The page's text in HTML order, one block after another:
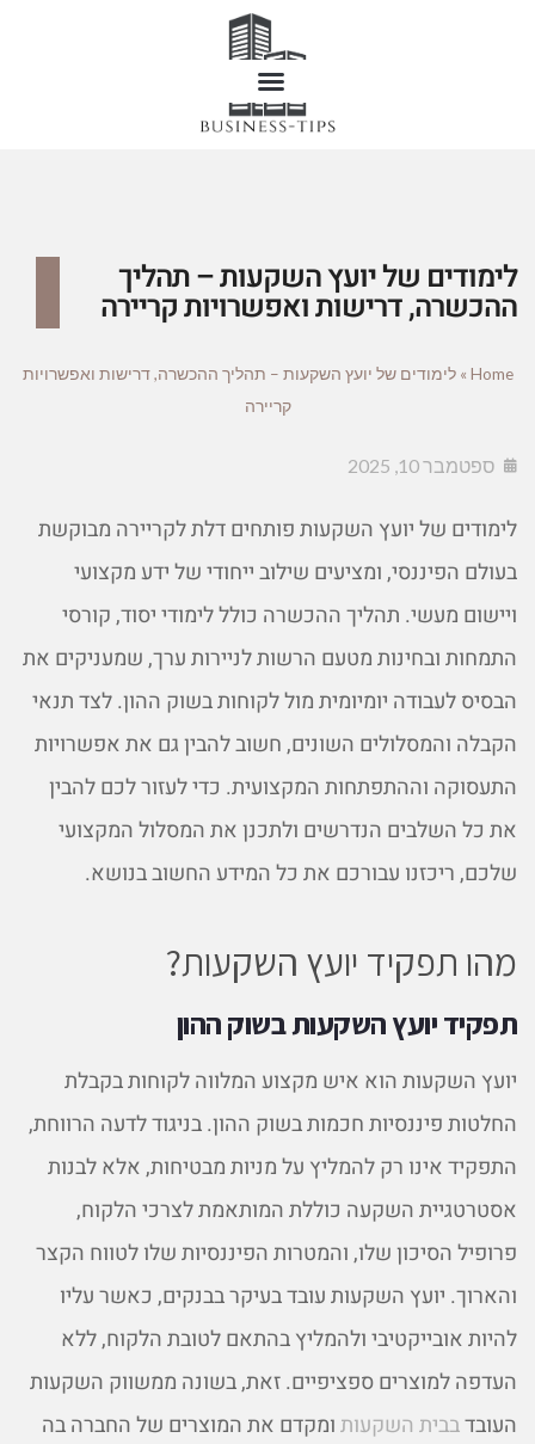
לימודים של יועץ השקעות – תהליך
ההכשרה, דרישות ואפשרויות קריירה
Home
»לימודים של יועץ השקעות – תהליך ההכשרה, דרישות ואפשרויות
קריירה
ספטמבר 10, 2025
לימודים של יועץ השקעות פותחים דלת לקריירה מבוקשת
בעולם הפיננסי, ומציעים שילוב ייחודי של ידע מקצועי
ויישום מעשי. תהליך ההכשרה כולל לימודי יסוד, קורסי
התמחות ובחינות מטעם הרשות לניירות ערך, שמעניקים את
הבסיס לעבודה יומיומית מול לקוחות בשוק ההון. לצד תנאי
הקבלה והמסלולים השונים, חשוב להבין גם את אפשרויות
התעסוקה וההתפתחות המקצועית. כדי לעזור לכם להבין
את כל השלבים הנדרשים ולתכנן את המסלול המקצועי
שלכם, ריכזנו עבורכם את כל המידע החשוב בנושא.
מהו תפקיד יועץ השקעות?
תפקיד יועץ השקעות בשוק ההון
יועץ השקעות הוא איש מקצוע המלווה לקוחות בקבלת
החלטות פיננסיות חכמות בשוק ההון. בניגוד לדעה הרווחת,
התפקיד אינו רק להמליץ על מניות מבטיחות, אלא לבנות
אסטרטגיית השקעה כוללת המותאמת לצרכי הלקוח,
פרופיל הסיכון שלו, והמטרות הפיננסיות שלו לטווח הקצר
והארוך. יועץ השקעות עובד בעיקר בבנקים, כאשר עליו
להיות אובייקטיבי ולהמליץ בהתאם לטובת הלקוח, ללא
העדפה למוצרים ספציפיים. זאת, בשונה ממשווק השקעות
העובדבבית השקעותומקדם את המוצרים של החברה בה